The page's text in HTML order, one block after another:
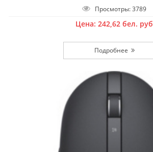
Просмотры: 3789
Цена: 242,62 бел. руб